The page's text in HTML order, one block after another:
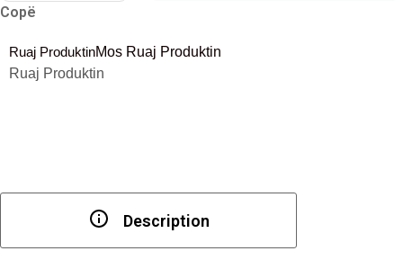
Bagllamë
pjesa
femërore
2
Copë
Ruaj ProduktinMos Ruaj Produktin
Ruaj Produktin
Description